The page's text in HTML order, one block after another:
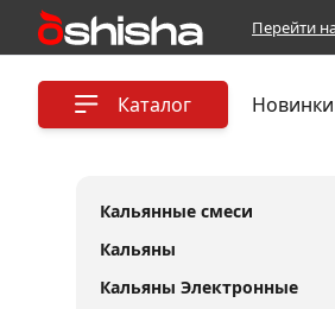
Перейти
Каталог Новинки
Кальянные смеси
Кальяны
Кальяны Электронные